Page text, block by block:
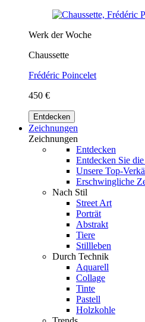
Werk der Woche
Chaussette
Frédéric Poincelet
450 €
Entdecken
Zeichnungen
Zeichnungen
Entdecken
Entdecken Sie
Unsere Top-
Erschwingliche
Nach Stil
Street Art
Porträt
Abstrakt
Tiere
Stillleben
Durch Technik
Aquarell
Collage
Tinte
Pastell
Holzkohle